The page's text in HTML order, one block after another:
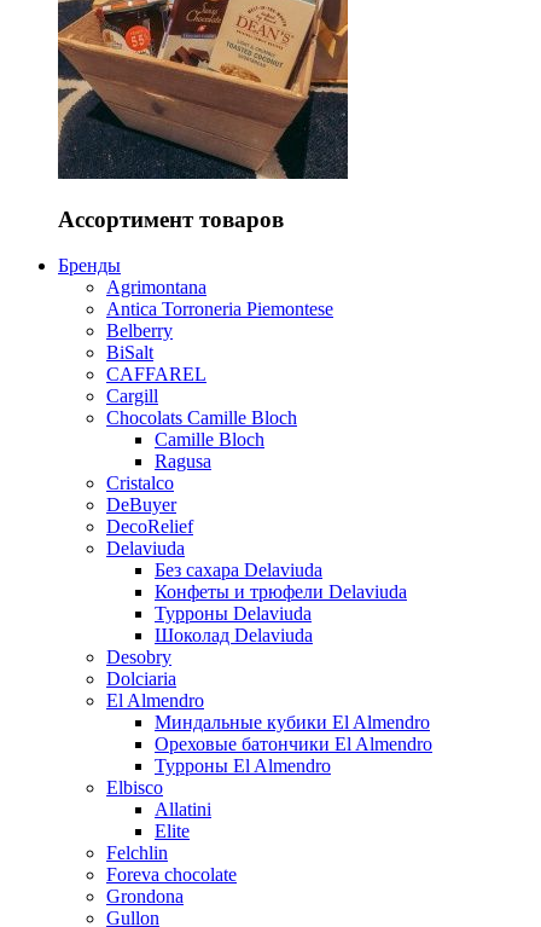
Ассортимент товаров
Бренды
Agrimontana
Antica Torroneria Piemontese
Belberry
BiSalt
CAFFAREL
Cargill
Chocolats Camille Bloch
Camille Bloch
Ragusa
Cristalco
DeBuyer
DecoRelief
Delaviuda
Без сахара Delaviuda
Конфеты и трюфели Delaviuda
Турроны Delaviuda
Шоколад Delaviuda
Desobry
Dolciaria
El Almendro
Миндальные кубики El Almendro
Ореховые батончики El Almendro
Турроны El Almendro
Elbisco
Allatini
Elite
Felchlin
Foreva chocolate
Grondona
Gullon